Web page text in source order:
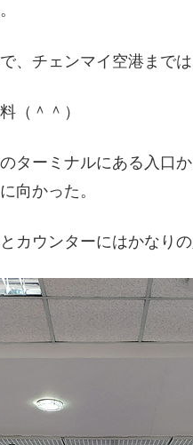
、チェンマイ空港まで
（＾＾）
ターミナルにある入口
向かった。
カウンターにはかなりの